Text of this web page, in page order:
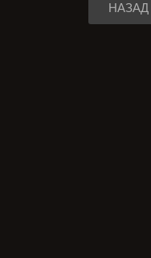
НАЗАД